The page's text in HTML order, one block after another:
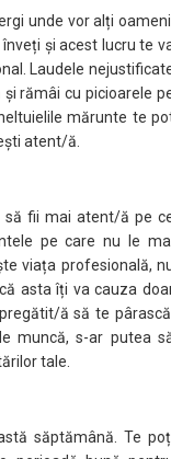
unde vor alți
și acest lucru te
Laudele
rămâi cu picioarele
mărunte te
atent/ă.
să fii mai atent/ă pe
pe care nu le
viața profesională,
asta îți va cauza
ă să te
muncă, s-ar putea
tale.
săptămână. Te